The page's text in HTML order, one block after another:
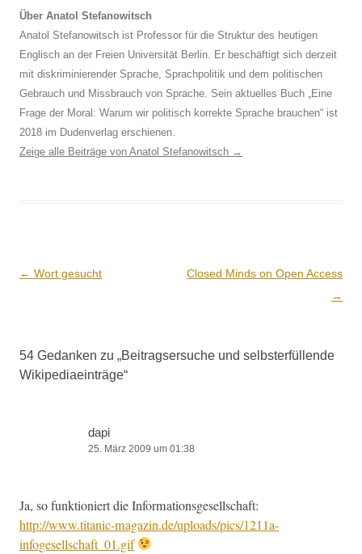
Über Anatol Stefanowitsch
Anatol Stefanowitsch ist Professor für die Struktur des heutigen
Englisch an der Freien Universität Berlin. Er beschäftigt sich derzeit
mit diskriminierender Sprache, Sprachpolitik und dem politischen
Gebrauch und Missbrauch von Sprache. Sein aktuelles Buch „Eine
Frage der Moral: Warum wir politisch korrekte Sprache brauchen“ ist
2018 im Dudenverlag erschienen.
Zeige alle Beiträge von Anatol Stefanowitsch →
Beitrags-
← Wort gesucht
Closed Minds on Open Access
→
54 Gedanken zu „Beitragsersuche und selbsterfüllende
Wikipediaeinträge“
dapi
25. März 2009 um 01:38
Ja, so funk­tion­iert die Infor­ma­tion­s­ge­sellschaft:
http://www.titanic-magazin.de/uploads/pics/1211a-
infogesellschaft_01.gif